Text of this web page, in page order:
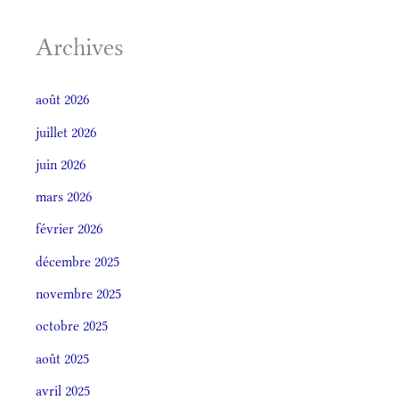
Archives
août 2026
juillet 2026
juin 2026
mars 2026
février 2026
décembre 2025
novembre 2025
octobre 2025
août 2025
avril 2025